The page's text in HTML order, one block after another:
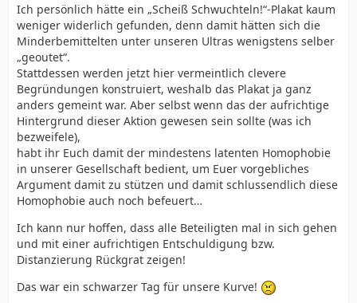
Ich persönlich hätte ein „Scheiß Schwuchteln!“-Plakat kaum
weniger widerlich gefunden, denn damit hätten sich die
Minderbemittelten unter unseren Ultras wenigstens selber
„geoutet“.
Stattdessen werden jetzt hier vermeintlich clevere
Begründungen konstruiert, weshalb das Plakat ja ganz
anders gemeint war. Aber selbst wenn das der aufrichtige
Hintergrund dieser Aktion gewesen sein sollte (was ich
bezweifele),
habt ihr Euch damit der mindestens latenten Homophobie
in unserer Gesellschaft bedient, um Euer vorgebliches
Argument damit zu stützen und damit schlussendlich diese
Homophobie auch noch befeuert…
Ich kann nur hoffen, dass alle Beteiligten mal in sich gehen
und mit einer aufrichtigen Entschuldigung bzw.
Distanzierung Rückgrat zeigen!
Das war ein schwarzer Tag für unsere Kurve!